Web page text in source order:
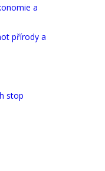
a
přírody a
stop